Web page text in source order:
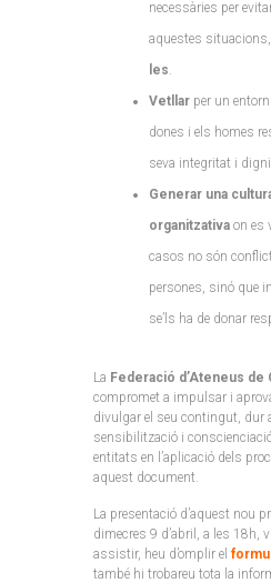
necessàries per
aquestes
les
Vetllar per un
dones i els homes
seva integritat i
Generar una
organitzativa on es
casos no són
persones, sinó que
se’ls ha de donar
La Federació d’Ateneus de
compromet a impulsar i
divulgar el seu contingut, dur
sensibilització i
entitats en l’aplicació dels
aquest document.
La presentació d’aquest nou
dimecres 9 d’abril, a les 18h,
assistir, heu d’omplir el
també hi trobareu tota la